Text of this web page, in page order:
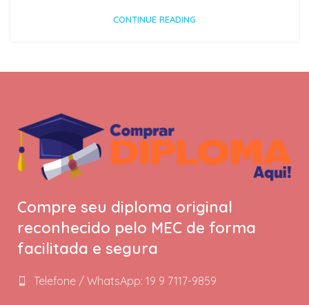
CONTINUE READING
Compre seu diploma original
reconhecido pelo MEC de forma
facilitada e segura
Telefone / WhatsApp: 19 9 7117-9859